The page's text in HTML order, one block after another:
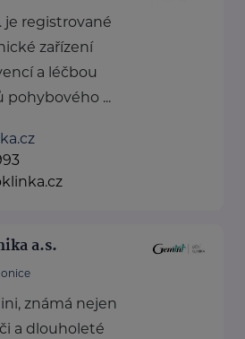
je registrované
zařízení
a léčbou
pohybového ...
a.s.
známá nejen
a dlouholeté